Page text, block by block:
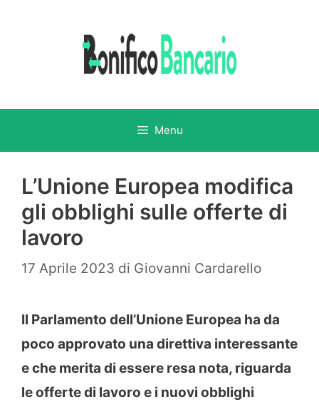
Menu
L’Unione Europea modifica
gli obblighi sulle offerte di
lavoro
17 Aprile 2023 di Giovanni Cardarello
Il Parlamento dell’Unione Europea ha da
poco approvato una direttiva interessante
e che merita di essere resa nota, riguarda
le offerte di lavoro e i nuovi obblighi